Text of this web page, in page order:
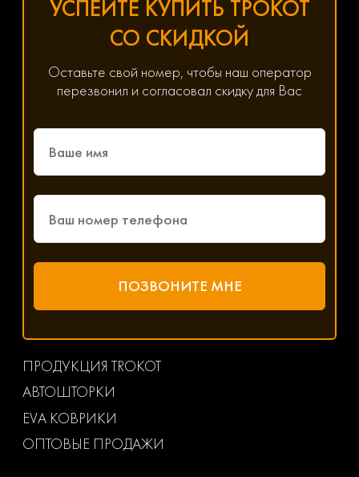
УСПЕЙТЕ КУПИТЬ ТРОКОТ
СО СКИДКОЙ
Оставьте свой номер, чтобы наш оператор
перезвонил и согласовал скидку для Вас
ПРОДУКЦИЯ TROKOT
АВТОШТОРКИ
EVA КОВРИКИ
ОПТОВЫЕ ПРОДАЖИ